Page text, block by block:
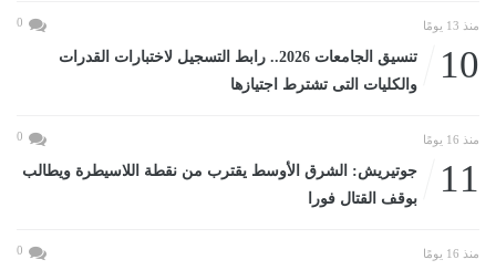
منذ 13 يومًا 0
10
تنسيق الجامعات 2026.. رابط التسجيل لاختبارات القدرات
والكليات التى تشترط اجتيازها
منذ 16 يومًا 0
11
جوتيريش: الشرق الأوسط يقترب من نقطة اللاسيطرة ويطالب
بوقف القتال فورا
منذ 16 يومًا 0